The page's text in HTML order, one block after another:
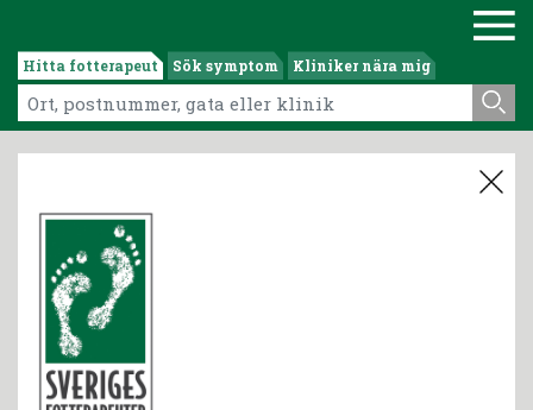
Hitta fotterapeut Sök symptom Kliniker nära mig